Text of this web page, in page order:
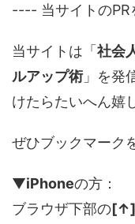
---- 当サイトの
当サイトは「 社会
ルアップ術」を発
けたらたいへん嬉
ぜひブックマーク
▼iPhoneの方：
ブラウザ下部の[↑]